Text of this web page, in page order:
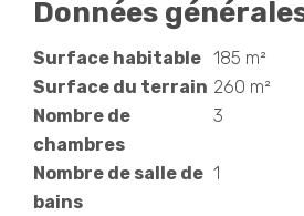
Données
Surface habitable 185 m²
Surface du terrain 260 m²
Nombre de
chambres
3
Nombre de salle de
bains
1